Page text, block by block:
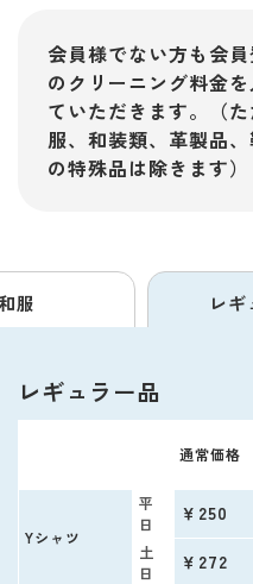
会員様でない方も会
のクリーニング料金
ていただきます。（
服、和装類、革製品
の特殊品は除きます）
服 レ
レギュラー品
通常価格
Yシャツ
平
日
￥250
土
日
￥272